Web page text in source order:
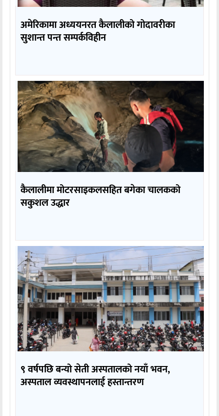
अमेरिकामा अध्ययनरत कैलालीको गोदावरीका
सुशान्त पन्त सम्पर्कविहीन
कैलालीमा मोटरसाइकलसहित बगेका चालकको
सकुशल उद्धार
९ वर्षपछि बन्यो सेती अस्पतालको नयाँ भवन,
अस्पताल व्यवस्थापनलाई हस्तान्तरण